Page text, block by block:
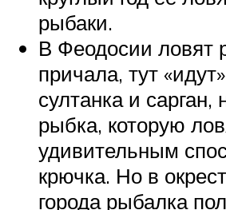
рыбаки.
В Феодосии ловят
причала, тут
султанка и
рыбка, которую
удивительным
крючка. Но в
города рыбалка